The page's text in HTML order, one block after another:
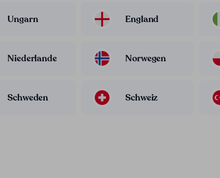
Ungarn England
Niederlande Norwegen
Schweden Schweiz